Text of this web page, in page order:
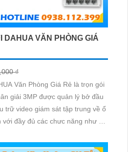
DAHUA VĂN PHÒNG GIÁ
₫
Văn Phòng Giá Rẻ là trọn gói
giải 3MP được quản lý bở đầu
trữ video giám sát tập trung về ổ
đầy đủ các chưc năng như AI
đêm